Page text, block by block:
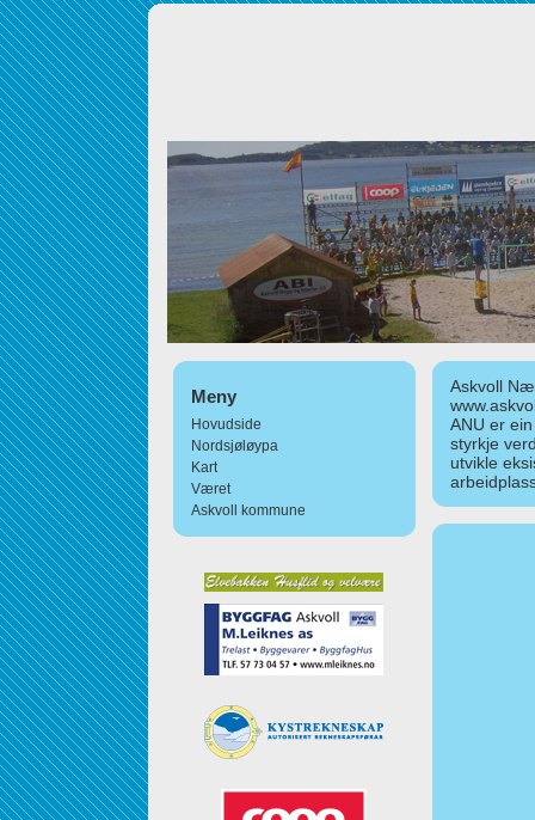
Meny
Hovudside
Nordsjøløypa
Kart
Været
Askvoll kommune
Askvoll
ANU er
styrkje
utvikle